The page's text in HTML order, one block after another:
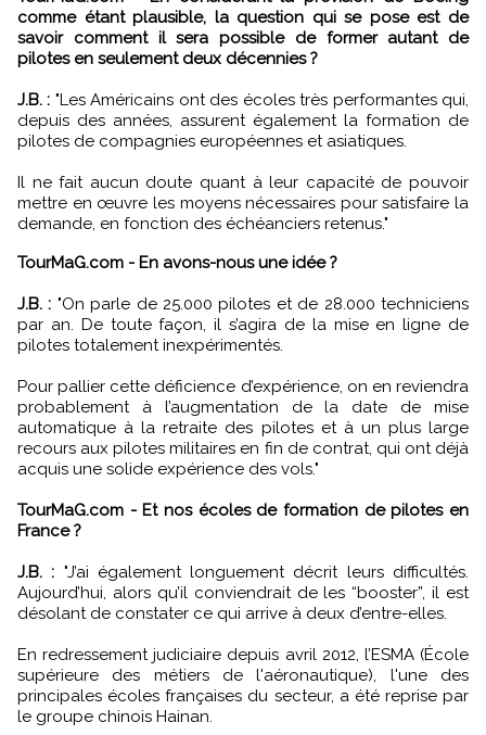
comme étant plausible, la question qui se pose est de
savoir comment il sera possible de former autant de
pilotes en seulement deux décennies ?
J.B. : "Les Américains ont des écoles très performantes qui,
depuis des années, assurent également la formation de
pilotes de compagnies européennes et asiatiques.
Il ne fait aucun doute quant à leur capacité de pouvoir
mettre en œuvre les moyens nécessaires pour satisfaire la
demande, en fonction des échéanciers retenus."
TourMaG.com - En avons-nous une idée ?
J.B. : "On parle de 25.000 pilotes et de 28.000 techniciens
par an. De toute façon, il s’agira de la mise en ligne de
pilotes totalement inexpérimentés.
Pour pallier cette déficience d’expérience, on en reviendra
probablement à l’augmentation de la date de mise
automatique à la retraite des pilotes et à un plus large
recours aux pilotes militaires en fin de contrat, qui ont déjà
acquis une solide expérience des vols."
TourMaG.com - Et nos écoles de formation de pilotes en
France ?
J.B. : "J’ai également longuement décrit leurs difficultés.
Aujourd’hui, alors qu’il conviendrait de les “booster”, il est
désolant de constater ce qui arrive à deux d’entre-elles.
En redressement judiciaire depuis avril 2012, l’ESMA (École
supérieure des métiers de l'aéronautique), l'une des
principales écoles françaises du secteur, a été reprise par
le groupe chinois Hainan.